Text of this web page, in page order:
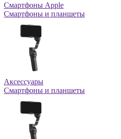
Смартфоны Apple
Смартфоны и планшеты
Аксессуары
Смартфоны и планшеты